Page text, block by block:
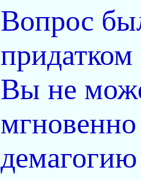
Вопрос
придатком
Вы не
демагогию